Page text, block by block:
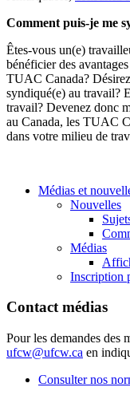
Comment puis-je me
Êtes-vous un(e)
bénéficier des
TUAC Canada?
syndiqué(e) au travail?
travail? Devenez donc
au Canada, les TUAC
dans votre milieu de
Médias et
Nouvelles
Médias
Inscription
Contact médias
Pour les demandes des
ufcw@ufcw.ca en
Consulter nos